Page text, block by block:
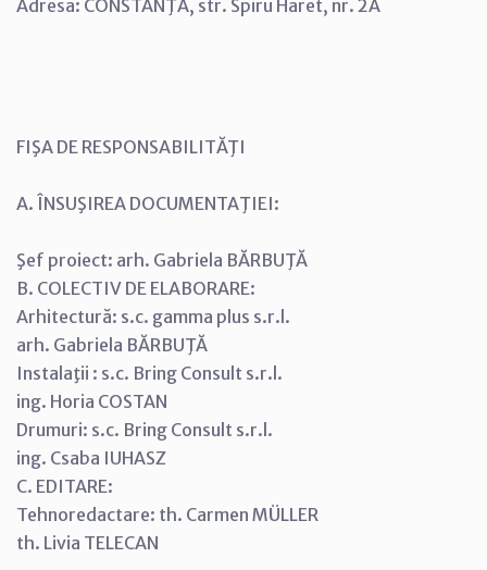
Adresa: CONSTANŢA, str. Spiru Haret, nr. 2A
FIŞA DE RESPONSABILITĂŢI
A. ÎNSUŞIREA DOCUMENTAŢIEI:
Şef proiect: arh. Gabriela BĂRBUŢĂ
B. COLECTIV DE ELABORARE:
Arhitectură: s.c. gamma plus s.r.l.
arh. Gabriela BĂRBUŢĂ
Instalaţii : s.c. Bring Consult s.r.l.
ing. Horia COSTAN
Drumuri: s.c. Bring Consult s.r.l.
ing. Csaba IUHASZ
C. EDITARE:
Tehnoredactare: th. Carmen MÜLLER
th. Livia TELECAN